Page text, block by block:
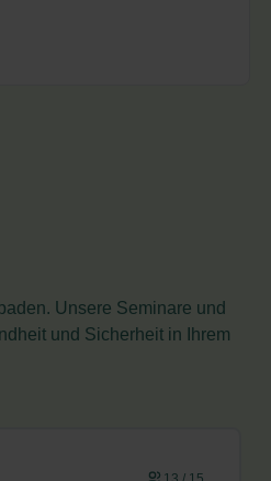
Unsere Seminare und
und Sicherheit in Ihrem